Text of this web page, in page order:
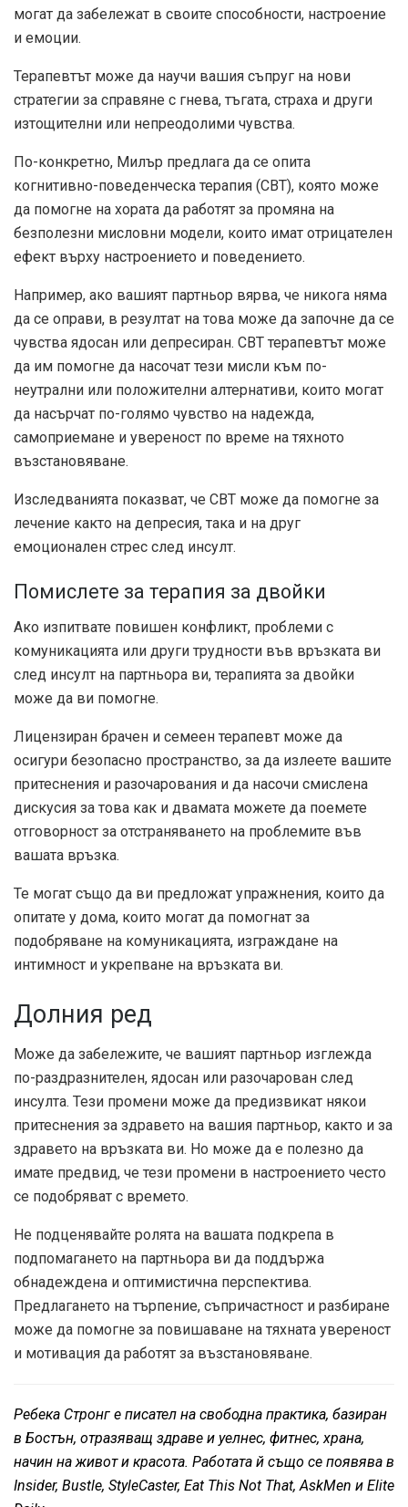
могат да забележат в своите способности, настроение
и емоции.
Терапевтът може да научи вашия съпруг на нови
стратегии за справяне с гнева, тъгата, страха и други
изтощителни или непреодолими чувства.
По-конкретно, Милър предлага да се опита
когнитивно-поведенческа терапия (CBT), която може
да помогне на хората да работят за промяна на
безполезни мисловни модели, които имат отрицателен
ефект върху настроението и поведението.
Например, ако вашият партньор вярва, че никога няма
да се оправи, в резултат на това може да започне да се
чувства ядосан или депресиран. CBT терапевтът може
да им помогне да насочат тези мисли към по-
неутрални или положителни алтернативи, които могат
да насърчат по-голямо чувство на надежда,
самоприемане и увереност по време на тяхното
възстановяване.
Изследванията показват, че CBT може да помогне за
лечение както на депресия, така и на друг
емоционален стрес след инсулт.
Помислете за терапия за двойки
Ако изпитвате повишен конфликт, проблеми с
комуникацията или други трудности във връзката ви
след инсулт на партньора ви, терапията за двойки
може да ви помогне.
Лицензиран брачен и семеен терапевт може да
осигури безопасно пространство, за да излеете вашите
притеснения и разочарования и да насочи смислена
дискусия за това как и двамата можете да поемете
отговорност за отстраняването на проблемите във
вашата връзка.
Те могат също да ви предложат упражнения, които да
опитате у дома, които могат да помогнат за
подобряване на комуникацията, изграждане на
интимност и укрепване на връзката ви.
Долния ред
Може да забележите, че вашият партньор изглежда
по-раздразнителен, ядосан или разочарован след
инсулта. Тези промени може да предизвикат някои
притеснения за здравето на вашия партньор, както и за
здравето на връзката ви. Но може да е полезно да
имате предвид, че тези промени в настроението често
се подобряват с времето.
Не подценявайте ролята на вашата подкрепа в
подпомагането на партньора ви да поддържа
обнадеждена и оптимистична перспектива.
Предлагането на търпение, съпричастност и разбиране
може да помогне за повишаване на тяхната увереност
и мотивация да работят за възстановяване.
Ребека Стронг е писател на свободна практика, базиран
в Бостън, отразяващ здраве и уелнес, фитнес, храна,
начин на живот и красота. Работата й също се появява в
Insider, Bustle, StyleCaster, Eat This Not That, AskMen и Elite